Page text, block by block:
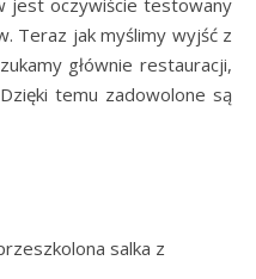
jest oczywiście testowany
Teraz jak myślimy wyjść z
głównie restauracji,
temu zadowolone są
salka z